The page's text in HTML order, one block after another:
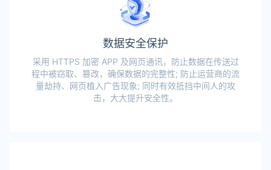
数据安全保护
采用 HTTPS 加密 APP 及网页通讯，防止数据在传送过
程中被窃取、篡改，确保数据的完整性; 防止运营商的流
量劫持、网页植入广告现象; 同时有效抵挡中间人的攻
击，大大提升安全性。